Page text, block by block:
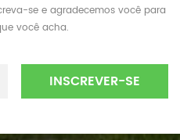
se e agradecemos você para
você acha.